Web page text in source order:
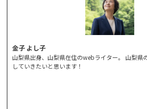
金子 よし子
山梨県出身、山梨県在住のwebライター。 山梨県
していきたいと思います！